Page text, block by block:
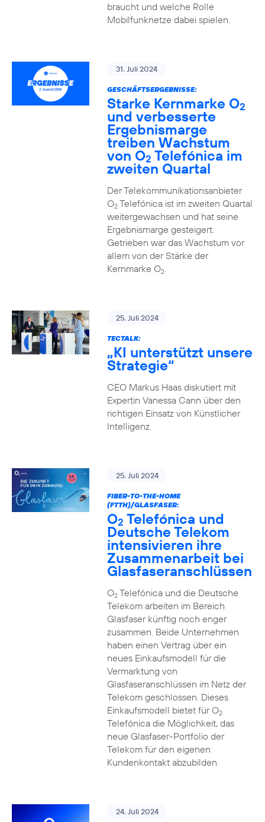
braucht und welche Rolle
Mobilfunknetze dabei spielen.
31. Juli 2024
GESCHÄFTSERGEBNISSE:
Starke Kernmarke O2
und verbesserte
Ergebnismarge
treiben Wachstum
von O2 Telefónica im
zweiten Quartal
Der Telekommunikationsanbieter
O2Telefónica ist im zweiten Quartal
weitergewachsen und hat seine
Ergebnismarge gesteigert.
Getrieben war das Wachstum vor
allem von der Stärke der
Kernmarke O2.
25. Juli 2024
TECTALK:
„KI unterstützt unsere
Strategie“
CEO Markus Haas diskutiert mit
Expertin Vanessa Cann über den
richtigen Einsatz von Künstlicher
Intelligenz.
25. Juli 2024
FIBER-TO-THE-HOME
(FTTH)/GLASFASER:
O2 Telefónica und
Deutsche Telekom
intensivieren ihre
Zusammenarbeit bei
Glasfaseranschlüssen
O2Telefónica und die Deutsche
Telekom arbeiten im Bereich
Glasfaser künftig noch enger
zusammen. Beide Unternehmen
haben einen Vertrag über ein
neues Einkaufsmodell für die
Vermarktung von
Glasfaseranschlüssen im Netz der
Telekom geschlossen. Dieses
Einkaufsmodell bietet für O2
Telefónica die Möglichkeit, das
neue Glasfaser-Portfolio der
Telekom für den eigenen
Kundenkontakt abzubilden.
24. Juli 2024